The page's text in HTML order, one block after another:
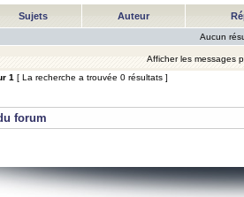
Sujets Auteur
Aucun
Afficher les messages
1 [ La recherche a trouvée 0 résultats ]
forum